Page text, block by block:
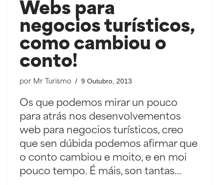
Webs para
negocios turísticos,
como cambiou o
conto!
por Mr Turismo 9 Outubro, 2013
Os que podemos mirar un pouco
para atrás nos desenvolvementos
web para negocios turísticos, creo
que sen dúbida podemos afirmar que
o conto cambiou e moito, e en moi
pouco tempo. É máis, son tantas…